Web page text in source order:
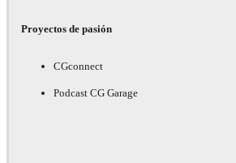
Proyectos de pasión
CGconnect
Podcast CG Garage